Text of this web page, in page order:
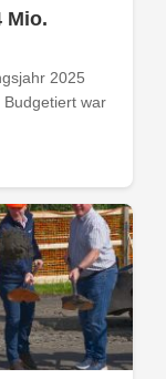
Mio.
2025
war